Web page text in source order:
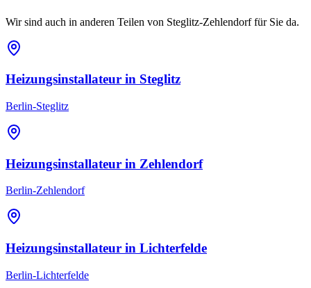
Wir sind auch in anderen Teilen von Steglitz-Zehlendorffür Sie da.
Heizungsinstallateur in Steglitz
Berlin-Steglitz
Heizungsinstallateur in Zehlendorf
Berlin-Zehlendorf
Heizungsinstallateur in Lichterfelde
Berlin-Lichterfelde